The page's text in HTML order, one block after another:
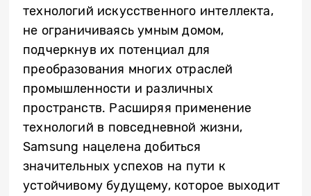
технологий искусственного интеллекта,
не ограничиваясь умным домом,
подчеркнув их потенциал для
преобразования многих отраслей
промышленности и различных
пространств. Расширяя применение
технологий в повседневной жизни,
Samsung нацелена добиться
значительных успехов на пути к
устойчивому будущему, которое выходит